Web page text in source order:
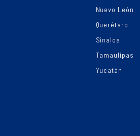
Nuevo León
Querétaro
Sinaloa
Tamaulipas
Yucatán